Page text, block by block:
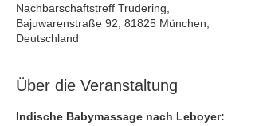
Nachbarschaftstreff Trudering,
Bajuwarenstraße 92, 81825 München,
Deutschland
Über die Veranstaltung
Indische Babymassage nach Leboyer: